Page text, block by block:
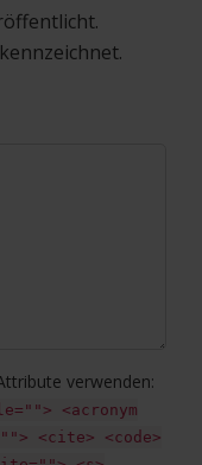
verwenden:
<acronym
<cite> <code>